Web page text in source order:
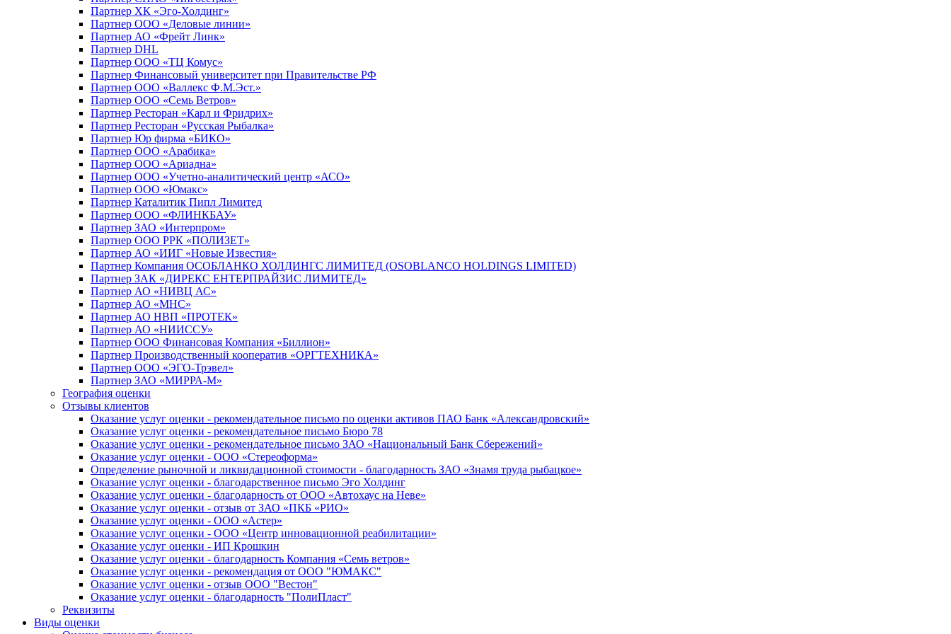
Партнер ХК «Эго-Холдинг»
Партнер ООО «Деловые линии»
Партнер АО «Фрейт Линк»
Партнер DHL
Партнер ООО «ТЦ Комус»
Партнер Финансовый университет при Правительстве РФ
Партнер ООО «Валлекс Ф.М.Эст.»
Партнер ООО «Семь Ветров»
Партнер Ресторан «Карл и Фридрих»
Партнер Ресторан «Русская Рыбалка»
Партнер Юр фирма «БИКО»
Партнер ООО «Арабика»
Партнер ООО «Ариадна»
Партнер ООО «Учетно-аналитический центр «АСО»
Партнер ООО «Юмакс»
Партнер Каталитик Пипл Лимитед
Партнер ООО «ФЛИНКБАУ»
Партнер ЗАО «Интерпром»
Партнер ООО РРК «ПОЛИЗЕТ»
Партнер АО «ИИГ «Новые Известия»
Партнер Компания OCOБЛАНКО ХОЛДИНГС ЛИМИТЕД (OSOBLANCO HOLDINGS LIMITED)
Партнер ЗАК «ДИРЕКС ЕНТЕРПРАЙЗИС ЛИМИТЕД»
Партнер АО «НИВЦ АС»
Партнер АО «МНС»
Партнер АО НВП «ПРОТЕК»
Партнер АО «НИИССУ»
Партнер ООО Финансовая Компания «Биллион»
Партнер Производственный кооператив «ОРГТЕХНИКА»
Партнер ООО «ЭГО-Трэвел»
Партнер ЗАО «МИРРА-М»
География оценки
Отзывы клиентов
Оказание услуг оценки - рекомендательное письмо по оценки активов ПАО Банк «Александровский»
Оказание услуг оценки - рекомендательное письмо Бюро 78
Оказание услуг оценки - рекомендательное письмо ЗАО «Национальный Банк Сбережений»
Оказание услуг оценки - ООО «Стереоформа»
Определение рыночной и ликвидационной стоимости - благодарность ЗАО «Знамя труда рыбацкое»
Оказание услуг оценки - благодарственное письмо Эго Холдинг
Оказание услуг оценки - благодарность от ООО «Автохаус на Неве»
Оказание услуг оценки - отзыв от ЗАО «ПКБ «РИО»
Оказание уcлуг оценки - ООО «Астер»
Оказание уcлуг оценки - ООО «Центр инновационной реабилитации»
Оказание услуг оценки - ИП Крошкин
Оказание услуг оценки - благодарность Компания «Семь ветров»
Оказание услуг оценки - рекомендация от ООО "ЮМАКС"
Оказание услуг оценки - отзыв ООО "Вестон"
Оказание услуг оценки - благодарность "ПолиПласт"
Реквизиты
Виды оценки